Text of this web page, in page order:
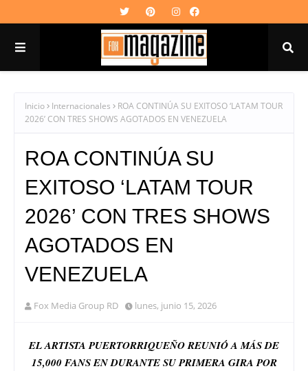
Inicio Internacionales
ROA CONTINÚA SU EXITOSO ‘LATAM TOUR
2026’ CON TRES SHOWS AGOTADOS EN VENEZUELA
ROA CONTINÚA SU
EXITOSO ‘LATAM TOUR
2026’ CON TRES SHOWS
AGOTADOS EN
VENEZUELA
Fox Media Group RD lunes, junio 15, 2026
EL ARTISTA PUERTORRIQUEÑO REUNIÓ A MÁS DE
15,000 FANS EN DURANTE SU PRIMERA GIRA POR